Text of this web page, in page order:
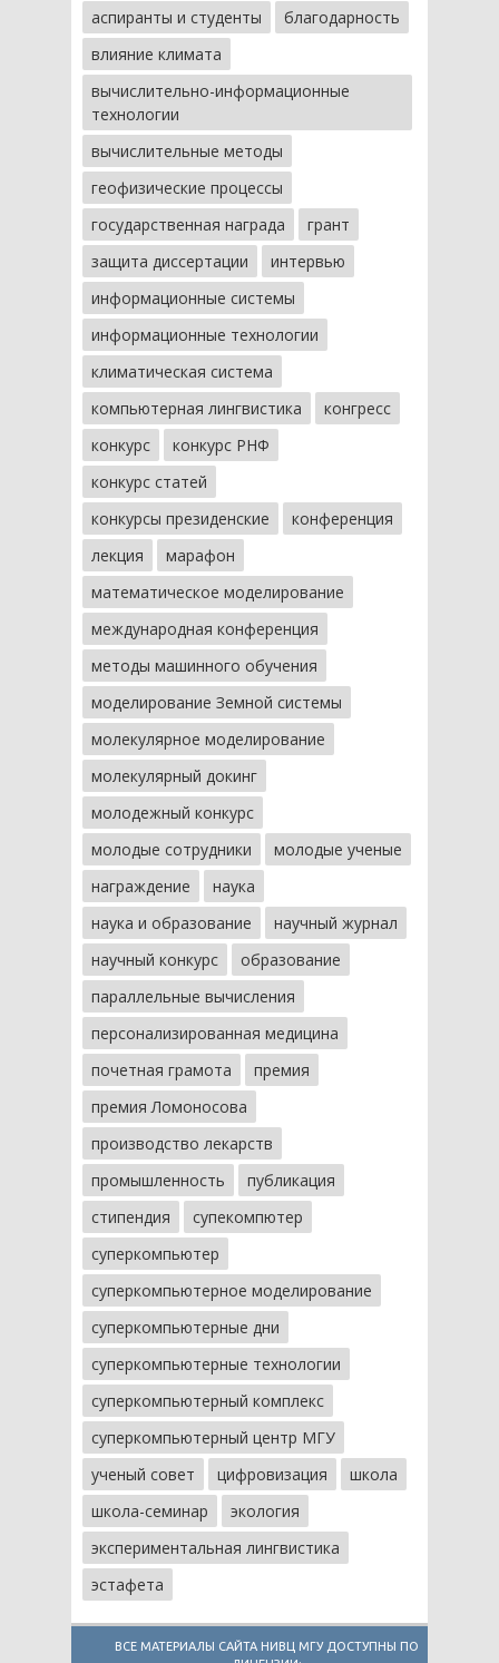
аспиранты и студенты
благодарность
влияние климата
вычислительно-информационные
технологии
вычислительные методы
геофизические процессы
государственная награда
грант
защита диссертации
интервью
информационные системы
информационные технологии
климатическая система
компьютерная лингвистика
конгресс
конкурс
конкурс РНФ
конкурс статей
конкурсы президенские
конференция
лекция
марафон
математическое моделирование
международная конференция
методы машинного обучения
моделирование Земной системы
молекулярное моделирование
молекулярный докинг
молодежный конкурс
молодые сотрудники
молодые ученые
награждение
наука
наука и образование
научный журнал
научный конкурс
образование
параллельные вычисления
персонализированная медицина
почетная грамота
премия
премия Ломоносова
производство лекарств
промышленность
публикация
стипендия
супекомпютер
суперкомпьютер
суперкомпьютерное моделирование
суперкомпьютерные дни
суперкомпьютерные технологии
суперкомпьютерный комплекс
суперкомпьютерный центр МГУ
ученый совет
цифровизация
школа
школа-семинар
экология
экспериментальная лингвистика
эстафета
ВСЕ МАТЕРИАЛЫ САЙТА НИВЦ МГУ ДОСТУПНЫ ПО